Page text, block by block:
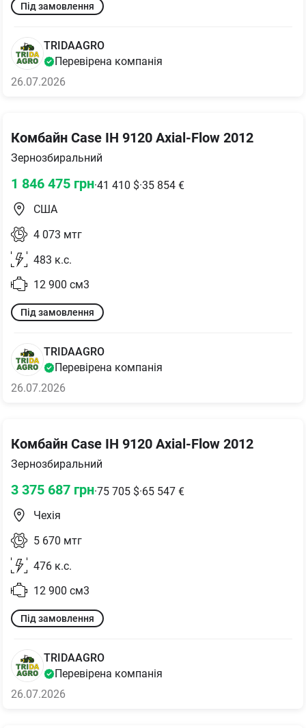
Під замовлення
TRIDAAGRO
Перевірена компанія
26.07.2026
Комбайн Case IH 9120 Axial-Flow 2012
Зернозбиральний
1 846 475 грн·41 410 $·35 854 €
США
4 073 мтг
483 к.с.
12 900 см3
Під замовлення
TRIDAAGRO
Перевірена компанія
26.07.2026
Комбайн Case IH 9120 Axial-Flow 2012
Зернозбиральний
3 375 687 грн·75 705 $·65 547 €
Чехія
5 670 мтг
476 к.с.
12 900 см3
Під замовлення
TRIDAAGRO
Перевірена компанія
26.07.2026